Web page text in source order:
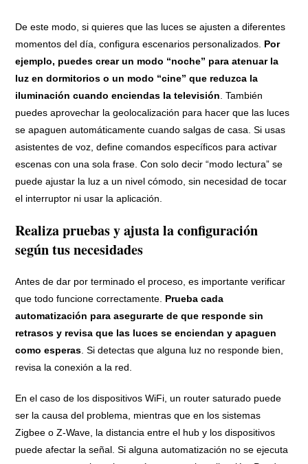
De este modo, si quieres que las luces se ajusten a diferentes
momentos del día, configura escenarios personalizados. Por
ejemplo, puedes crear un modo “noche” para atenuar la
luz en dormitorios o un modo “cine” que reduzca la
iluminación cuando enciendas la televisión . También
puedes aprovechar la geolocalización para hacer que las luces
se apaguen automáticamente cuando salgas de casa. Si usas
asistentes de voz, define comandos específicos para activar
escenas con una sola frase. Con solo decir “modo lectura” se
puede ajustar la luz a un nivel cómodo, sin necesidad de tocar
el interruptor ni usar la aplicación.
Realiza pruebas y ajusta la configuración
según tus necesidades
Antes de dar por terminado el proceso, es importante verificar
que todo funcione correctamente. Prueba cada
automatización para asegurarte de que responde sin
retrasos y revisa que las luces se enciendan y apaguen
como esperas . Si detectas que alguna luz no responde bien,
revisa la conexión a la red.
En el caso de los dispositivos WiFi, un router saturado puede
ser la causa del problema, mientras que en los sistemas
Zigbee o Z-Wave, la distancia entre el hub y los dispositivos
puede afectar la señal. Si alguna automatización no se ejecuta